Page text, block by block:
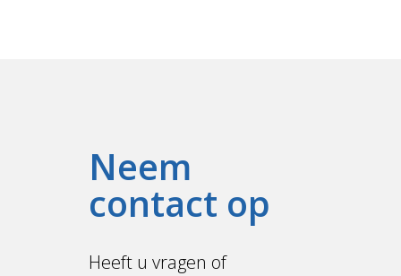
Neem
contact op
Heeft u vragen of